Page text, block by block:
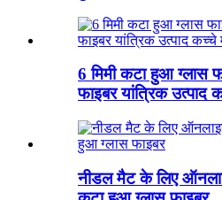
6 मिमी कटा हुआ ग्लास
फाइबर यांत्रिक उत्पाद
नीडल मैट के लिए